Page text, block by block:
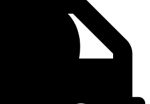
Buy Now